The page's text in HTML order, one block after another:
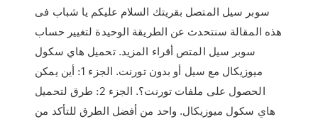
سوبر سيل المتصل بقريتك السلام عليكم يا شباب فى
هذه المقالة سنتحدث عن الطريقة الوحيدة لتغيير حساب
سوبر سيل المتص أقراء المزيد. تحميل هاي سكول
ميوزيكال مع سيل أو بدون تورنت. الجزء 1: أين يمكن
الحصول على ملفات تورنت؟. الجزء 2: طرق لتحميل
هاي سكول ميوزيكال. واحد من أفضل الطرق للتأكد من